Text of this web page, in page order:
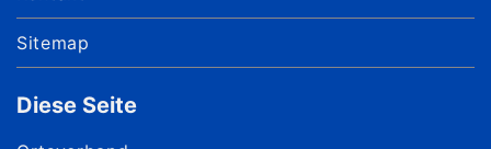
Sitemap
Diese Seite